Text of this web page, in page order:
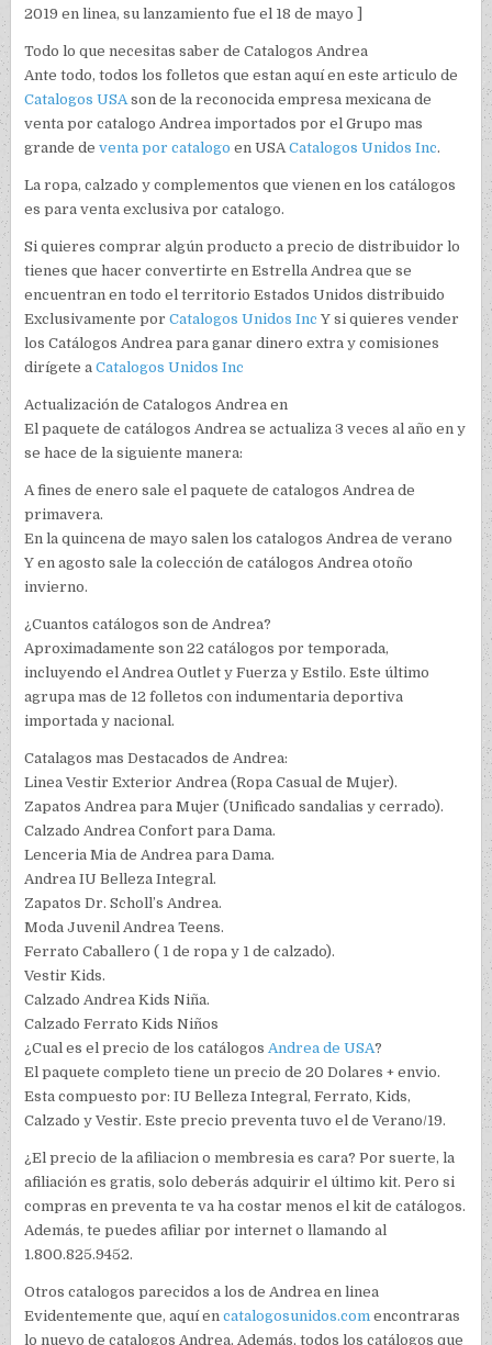
2019 en linea, su lanzamiento fue el 18 de mayo ]
Todo lo que necesitas saber de Catalogos Andrea
Ante todo, todos los folletos que estan aquí en este articulo de
Catalogos USAson de la reconocida empresa mexicana de
venta por catalogo Andrea importados por el Grupo mas
grande deventa por catalogo en USACatalogos Unidos Inc.
La ropa, calzado y complementos que vienen en los catálogos
es para venta exclusiva por catalogo.
Si quieres comprar algún producto a precio de distribuidor lo
tienes que hacer convertirte en Estrella Andrea que se
encuentran en todo el territorio Estados Unidos distribuido
Exclusivamente porCatalogos Unidos Inc Y si quieres vender
los Catálogos Andrea para ganar dinero extra y comisiones
dirígete aCatalogos Unidos Inc
Actualización de Catalogos Andrea en
El paquete de catálogos Andrea se actualiza 3 veces al año en y
se hace de la siguiente manera:
A fines de enero sale el paquete de catalogos Andrea de
primavera.
En la quincena de mayo salen los catalogos Andrea de verano
Y en agosto sale la colección de catálogos Andrea otoño
invierno.
¿Cuantos catálogos son de Andrea?
Aproximadamente son 22 catálogos por temporada,
incluyendo el Andrea Outlet y Fuerza y Estilo. Este último
agrupa mas de 12 folletos con indumentaria deportiva
importada y nacional.
Catalagos mas Destacados de Andrea:
Linea Vestir Exterior Andrea (Ropa Casual de Mujer).
Zapatos Andrea para Mujer (Unificado sandalias y cerrado).
Calzado Andrea Confort para Dama.
Lenceria Mia de Andrea para Dama.
Andrea IU Belleza Integral.
Zapatos Dr. Scholl’s Andrea.
Moda Juvenil Andrea Teens.
Ferrato Caballero ( 1 de ropa y 1 de calzado).
Vestir Kids.
Calzado Andrea Kids Niña.
Calzado Ferrato Kids Niños
¿Cual es el precio de los catálogosAndrea de USA?
El paquete completo tiene un precio de 20 Dolares + envio.
Esta compuesto por: IU Belleza Integral, Ferrato, Kids,
Calzado y Vestir. Este precio preventa tuvo el de Verano/19.
¿El precio de la afiliacion o membresia es cara? Por suerte, la
afiliación es gratis, solo deberás adquirir el último kit. Pero si
compras en preventa te va ha costar menos el kit de catálogos.
Además, te puedes afiliar por internet o llamando al
1.800.825.9452.
Otros catalogos parecidos a los de Andrea en linea
Evidentemente que, aquí encatalogosunidos.com encontraras
lo nuevo de catalogos Andrea. Además, todos los catálogos que